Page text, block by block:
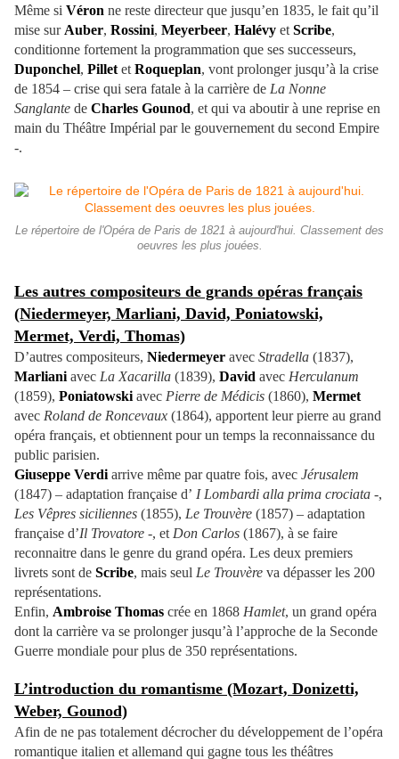
Même si Véron ne reste directeur que jusqu’en 1835, le fait qu’il
mise sur Auber, Rossini, Meyerbeer, Halévy et Scribe,
conditionne fortement la programmation que ses successeurs,
Duponchel, Pillet et Roqueplan, vont prolonger jusqu’à la crise
de 1854 – crise qui sera fatale à la carrière de La Nonne
Sanglante de Charles Gounod, et qui va aboutir à une reprise en
main du Théâtre Impérial par le gouvernement du second Empire
-.
Le répertoire de l'Opéra de Paris de 1821 à aujourd'hui. Classement des
oeuvres les plus jouées.
Les autres compositeurs de grands opéras français
(Niedermeyer, Marliani, David, Poniatowski,
Mermet, Verdi, Thomas)
D’autres compositeurs, Niedermeyer avec Stradella (1837),
Marliani avec La Xacarilla (1839), David avec Herculanum
(1859), Poniatowski avec Pierre de Médicis (1860), Mermet
avec Roland de Roncevaux (1864), apportent leur pierre au grand
opéra français, et obtiennent pour un temps la reconnaissance du
public parisien.
Giuseppe Verdi arrive même par quatre fois, avec Jérusalem
(1847) – adaptation française d’ I Lombardi alla prima crociata -,
Les Vêpres siciliennes (1855), Le Trouvère (1857) – adaptation
française d’Il Trovatore -, et Don Carlos (1867), à se faire
reconnaitre dans le genre du grand opéra. Les deux premiers
livrets sont de Scribe, mais seul Le Trouvère va dépasser les 200
représentations.
Enfin, Ambroise Thomas crée en 1868 Hamlet, un grand opéra
dont la carrière va se prolonger jusqu’à l’approche de la Seconde
Guerre mondiale pour plus de 350 représentations.
L’introduction du romantisme (Mozart, Donizetti,
Weber, Gounod)
Afin de ne pas totalement décrocher du développement de l’opéra
romantique italien et allemand qui gagne tous les théâtres